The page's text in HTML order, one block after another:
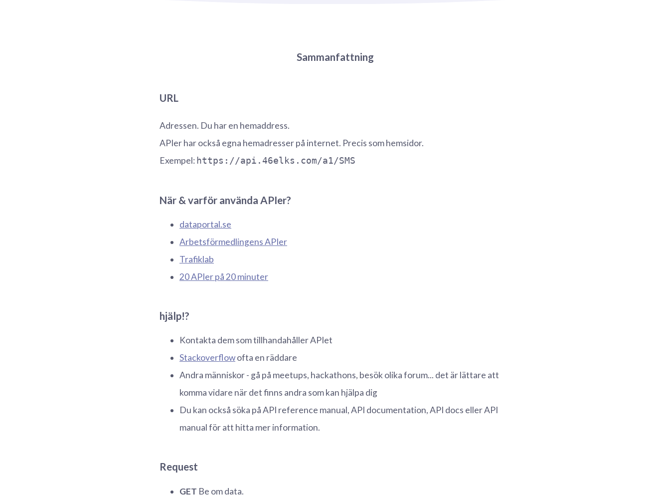
Sammanfattning
URL
Adressen. Du har en hemaddress.
APIer har också egna hemadresser på internet. Precis som hemsidor.
Exempel: https://api.46elks.com/a1/SMS
När & varför använda APIer?
dataportal.se
Arbetsförmedlingens APIer
Trafiklab
20 APIer på 20 minuter
hjälp!?
Kontakta dem som tillhandahåller APIet
Stackoverflowofta en räddare
Andra människor - gå på meetups, hackathons, besök olika forum... det är lättare att
komma vidare när det finns andra som kan hjälpa dig
Du kan också söka på API reference manual, API documentation, API docs eller API
manual för att hitta mer information.
Request
GET Be om data.